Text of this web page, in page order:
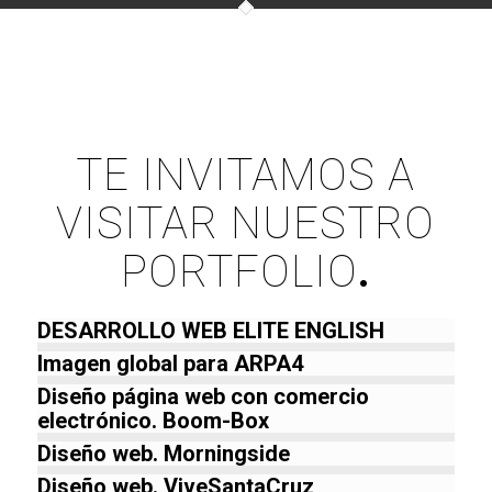
TE INVITAMOS A
VISITAR NUESTRO
PORTFOLIO.
DESARROLLO WEB ELITE ENGLISH
Imagen global para ARPA4
Diseño página web con comercio
electrónico. Boom-Box
Diseño web. Morningside
Diseño web. ViveSantaCruz